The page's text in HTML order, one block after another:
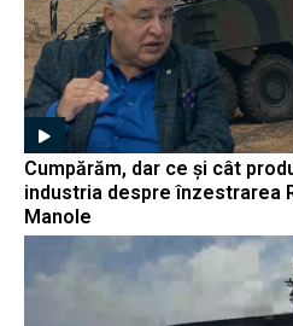
Cumpărăm, dar ce și cât
industria despre înzestrarea
Manole